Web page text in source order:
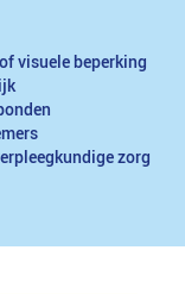
visuele beperking
zorg